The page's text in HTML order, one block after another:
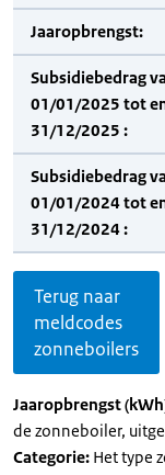
Jaaropbrengst:
Subsidiebedrag
01/01/2025 tot
31/12/2025 :
Subsidiebedrag
01/01/2024 tot
31/12/2024 :
Terug naar
meldcodes
zonneboilers
Jaaropbrengst
de zonneboiler,
Categorie: Het type